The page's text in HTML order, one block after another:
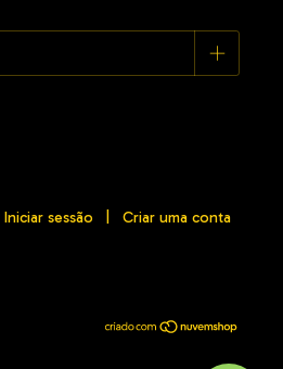
Iniciar sessão Criar uma conta